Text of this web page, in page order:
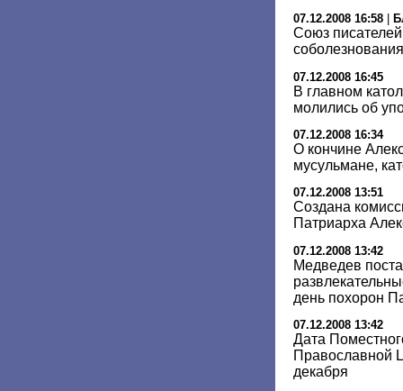
07.12.2008 16:58
Союз
07.12.2008 16:45
В главном
молились об
07.12.2008 16:34
О кончине
мусульмане,
07.12.2008 13:51
Создана
Патриарха
07.12.2008 13:42
Медведев
день похорон
07.12.2008 13:42
Дата
Православной
декабря